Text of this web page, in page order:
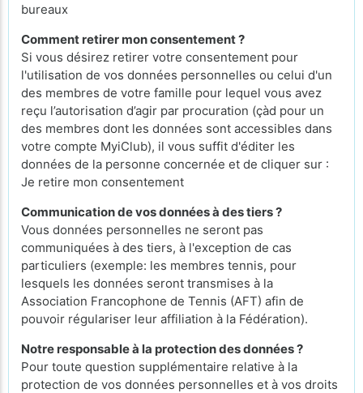
bureaux
Comment retirer mon consentement ?
Si vous désirez retirer votre consentement pour
l'utilisation de vos données personnelles ou celui d'un
des membres de votre famille pour lequel vous avez
reçu l’autorisation d’agir par procuration (çàd pour un
des membres dont les données sont accessibles dans
votre compte MyiClub), il vous suffit d'éditer les
données de la personne concernée et de cliquer sur :
Je retire mon consentement
Communication de vos données à des tiers ?
Vous données personnelles ne seront pas
communiquées à des tiers, à l'exception de cas
particuliers (exemple: les membres tennis, pour
lesquels les données seront transmises à la
Association Francophone de Tennis (AFT) afin de
pouvoir régulariser leur affiliation à la Fédération).
Notre responsable à la protection des données ?
Pour toute question supplémentaire relative à la
protection de vos données personnelles et à vos droits